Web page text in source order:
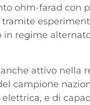
ohm-farad con
in regime
attivo nella
campione
e di